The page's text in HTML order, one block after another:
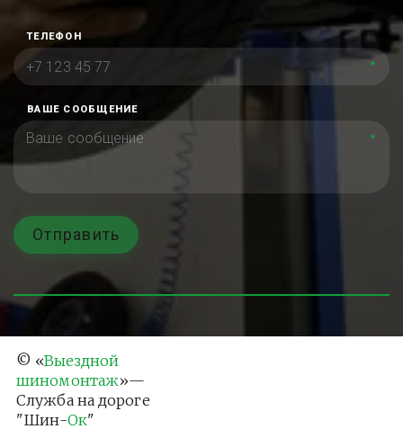
ТЕЛЕФОН
*
ВАШЕ СООБЩЕНИЕ
*
Отправить
© «Выездной
шиномонтаж»—
Служба на дороге
"Шин-Ок"